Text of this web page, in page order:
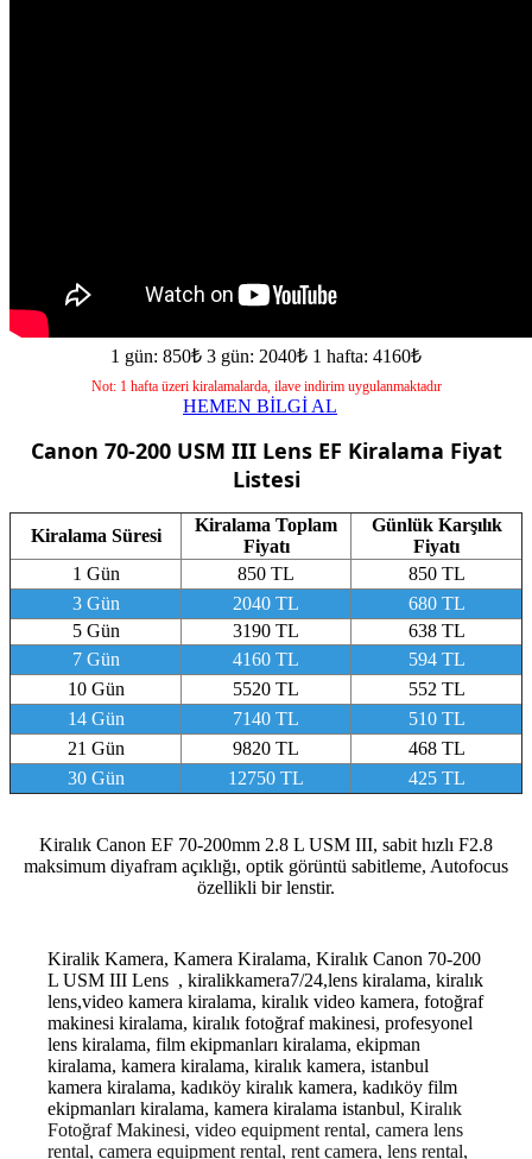
1 gün: 850₺ 3 gün: 2040₺ 1 hafta: 4160₺
Not: 1 hafta üzeri kiralamalarda, ilave indirim uygulanmaktadır
HEMEN BİLGİ AL
Canon 70-200 USM III Lens EF Kiralama Fiyat
Listesi
Kiralama Süresi
Kiralama Toplam
Fiyatı
Günlük Karşılık
Fiyatı
1 Gün
850 TL
850 TL
3 Gün
2040 TL
680 TL
5 Gün
3190 TL
638 TL
7 Gün
4160 TL
594 TL
10 Gün
5520 TL
552 TL
14 Gün
7140 TL
510 TL
21 Gün
9820 TL
468 TL
30 Gün
12750 TL 425 TL
Kiralık Canon EF 70-200mm 2.8 L USM III, sabit hızlı F2.8
maksimum diyafram açıklığı, optik görüntü sabitleme, Autofocus
özellikli bir lenstir.
Kiralik Kamera, Kamera Kiralama, Kiralık Canon 70-200
L USM III Lens , kiralikkamera7/24,lens kiralama, kiralık
lens,video kamera kiralama, kiralık video kamera, fotoğraf
makinesi kiralama, kiralık fotoğraf makinesi, profesyonel
lens kiralama, film ekipmanları kiralama, ekipman
kiralama, kamera kiralama, kiralık kamera, istanbul
kamera kiralama, kadıköy kiralık kamera, kadıköy film
ekipmanları kiralama, kamera kiralama istanbul, Kiralık
Fotoğraf Makinesi, video equipment rental, camera lens
rental, camera equipment rental, rent camera, lens rental,